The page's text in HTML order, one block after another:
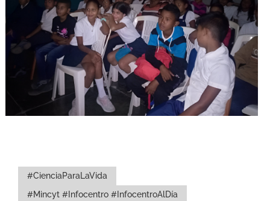
#CienciaParaLaVida
#Mincyt #Infocentro #InfocentroAlDía